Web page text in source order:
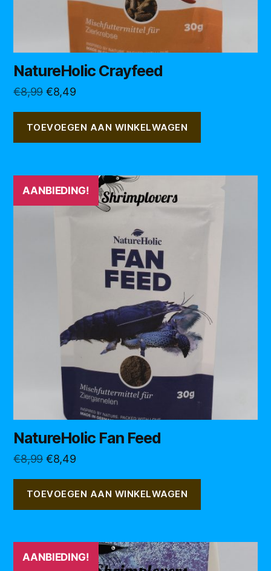
NatureHolic Crayfeed
€8,99 Oorspronkelijke
was:
€8,99.
€8,49Huidige
is:
€8,49.
TOEVOEGEN AAN WINKELWAGEN
AANBIEDING!
NatureHolic Fan Feed
€8,99 Oorspronkelijke
was:
€8,99.
€8,49Huidige
is:
€8,49.
TOEVOEGEN AAN WINKELWAGEN
AANBIEDING!